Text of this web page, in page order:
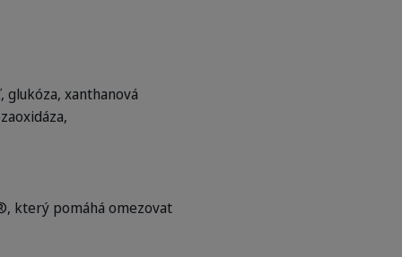
xanthanová
který pomáhá omezovat